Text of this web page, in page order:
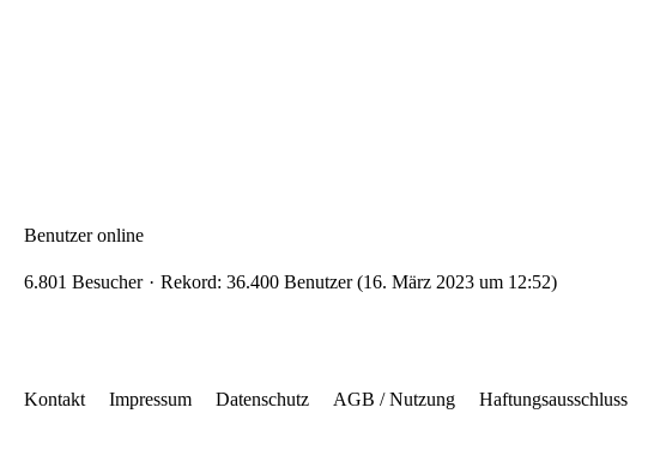
Benutzer online
6.801 Besucher Rekord: 36.400 Benutzer (16. März 2023 um 12:52)
Kontakt Impressum Datenschutz AGB / Nutzung Haftungsausschluss